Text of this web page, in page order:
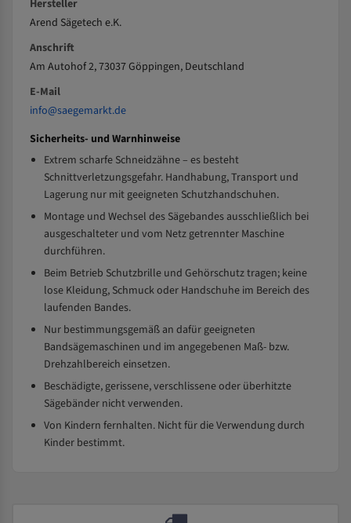
Hersteller
Arend Sägetech e.K.
Anschrift
Am Autohof 2, 73037 Göppingen, Deutschland
E-Mail
info@saegemarkt.de
Sicherheits- und Warnhinweise
Extrem scharfe Schneidzähne – es besteht
Schnittverletzungsgefahr. Handhabung, Transport und
Lagerung nur mit geeigneten Schutzhandschuhen.
Montage und Wechsel des Sägebandes ausschließlich bei
ausgeschalteter und vom Netz getrennter Maschine
durchführen.
Beim Betrieb Schutzbrille und Gehörschutz tragen; keine
lose Kleidung, Schmuck oder Handschuhe im Bereich des
laufenden Bandes.
Nur bestimmungsgemäß an dafür geeigneten
Bandsägemaschinen und im angegebenen Maß- bzw.
Drehzahlbereich einsetzen.
Beschädigte, gerissene, verschlissene oder überhitzte
Sägebänder nicht verwenden.
Von Kindern fernhalten. Nicht für die Verwendung durch
Kinder bestimmt.